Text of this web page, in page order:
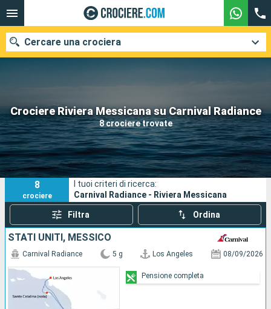
Crociere Riviera Messicana su Carnival Radiance
8 crociere trovate
Cercare una crociera
Le nostre destinazioni
Mesi di partenza
Porti Compagnie
Ricerca
8
crociere
I tuoi criteri di ricerca:
Carnival Radiance - Riviera Messicana
Filtra Ordina
STATI UNITI, MESSICO
Carnival Radiance 5 g Los Angeles 08/09/2026
Pensione completa